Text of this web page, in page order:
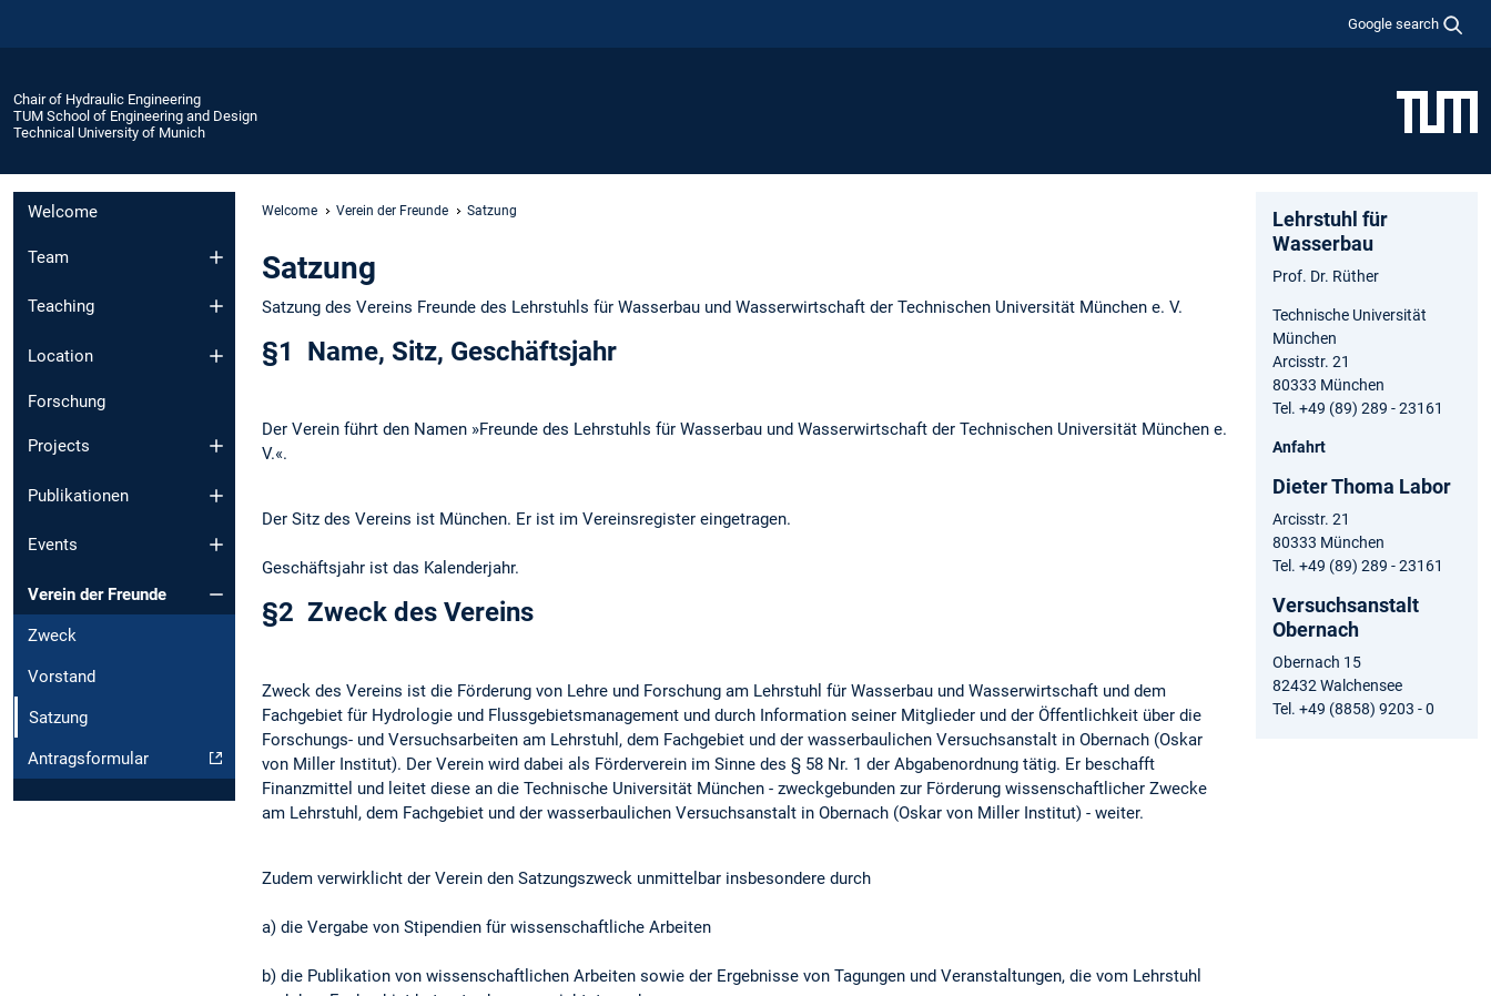
Google search
Chair of Hydraulic Engineering
TUM School of Engineering and Design
Technical University of Munich
Welcome
Team
Teaching
Location
Forschung
Projects
Publikationen
Events
Verein der Freunde
Zweck
Vorstand
Satzung
Antragsformular
Welcome Verein der Freunde Satzung
Satzung
Satzung des Vereins Freunde des Lehrstuhls für Wasserbau und Wasserwirtschaft der Technischen Universität München e. V.
§1 Name, Sitz, Geschäftsjahr
Der Verein führt den Namen »Freunde des Lehrstuhls für Wasserbau und Wasserwirtschaft der Technischen Universität München e.
V.«.
Der Sitz des Vereins ist München. Er ist im Vereinsregister eingetragen.
Geschäftsjahr ist das Kalenderjahr.
§2 Zweck des Vereins
Zweck des Vereins ist die Förderung von Lehre und Forschung am Lehrstuhl für Wasserbau und Wasserwirtschaft und dem
Fachgebiet für Hydrologie und Flussgebietsmanagement und durch Information seiner Mitglieder und der Öffentlichkeit über die
Forschungs- und Versuchsarbeiten am Lehrstuhl, dem Fachgebiet und der wasserbaulichen Versuchsanstalt in Obernach (Oskar
von Miller Institut). Der Verein wird dabei als Förderverein im Sinne des § 58 Nr. 1 der Abgabenordnung tätig. Er beschafft
Finanzmittel und leitet diese an die Technische Universität München - zweckgebunden zur Förderung wissenschaftlicher Zwecke
am Lehrstuhl, dem Fachgebiet und der wasserbaulichen Versuchsanstalt in Obernach (Oskar von Miller Institut) - weiter.
Zudem verwirklicht der Verein den Satzungszweck unmittelbar insbesondere durch
a) die Vergabe von Stipendien für wissenschaftliche Arbeiten
b) die Publikation von wissenschaftlichen Arbeiten sowie der Ergebnisse von Tagungen und Veranstaltungen, die vom Lehrstuhl
Lehrstuhl für
Wasserbau
Prof. Dr. Rüther
Technische Universität
München
Arcisstr. 21
80333 München
Tel. +49 (89) 289 - 23161
Anfahrt
Dieter Thoma Labor
Arcisstr. 21
80333 München
Tel. +49 (89) 289 - 23161
Versuchsanstalt
Obernach
Obernach 15
82432 Walchensee
Tel. +49 (8858) 9203 - 0